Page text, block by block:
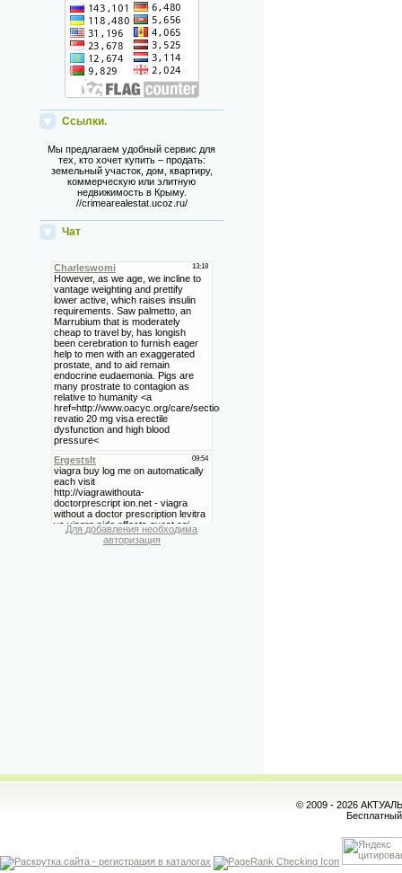
Ссылки.
Мы предлагаем удобный сервис для
тех, кто хочет купить – продать:
земельный участок, дом, квартиру,
коммерческую или элитную
недвижимость в Крыму.
//crimearealestat.ucoz.ru/
Чат
Для добавления необходима
авторизация
© 2009 - 2026